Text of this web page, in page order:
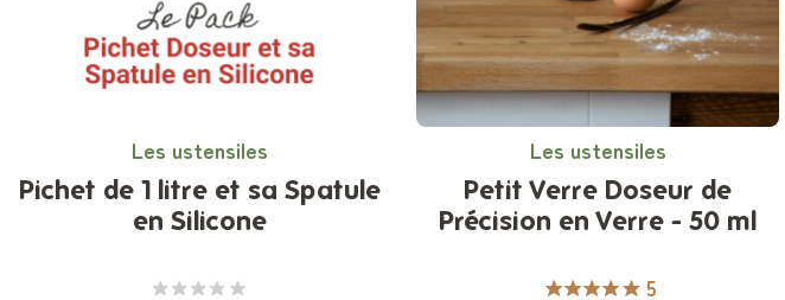
Les ustensiles
Pichet de 1 litre et sa Spatule
en Silicone
Les ustensiles
Petit Verre Doseur de
Précision en Verre - 50 ml
5